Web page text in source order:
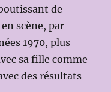
de
scène, par
1970, plus
sa fille comme
des résultats